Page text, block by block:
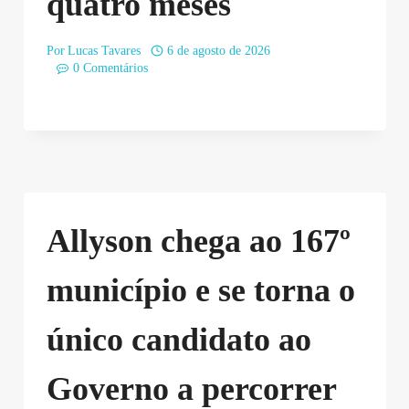
Por Lucas Tavares
6 de agosto de 2026
0 Comentários
Allyson chega ao 167º
município e se torna o
único candidato ao
Governo a percorrer